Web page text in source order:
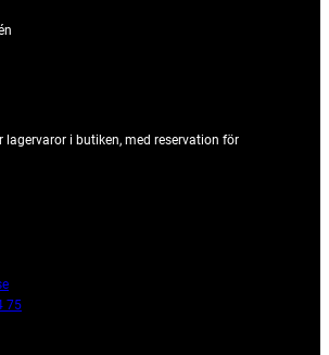
i butiken, med reservation för
75